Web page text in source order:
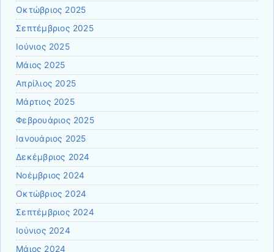
Οκτώβριος 2025
Σεπτέμβριος 2025
Ιούνιος 2025
Μάιος 2025
Απρίλιος 2025
Μάρτιος 2025
Φεβρουάριος 2025
Ιανουάριος 2025
Δεκέμβριος 2024
Νοέμβριος 2024
Οκτώβριος 2024
Σεπτέμβριος 2024
Ιούνιος 2024
Μάιος 2024